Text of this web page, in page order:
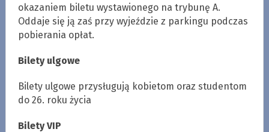
okazaniem biletu wystawionego na trybunę A.
Oddaje się ją zaś przy wyjeździe z parkingu podczas
pobierania opłat.
Bilety ulgowe
Bilety ulgowe przysługują kobietom oraz studentom
do 26. roku życia
Bilety VIP